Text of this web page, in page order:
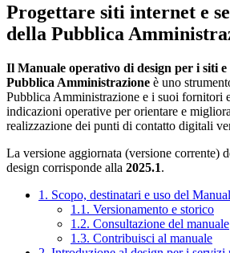
Progettare siti internet e
della Pubblica
Il Manuale operativo di design per i siti
Pubblica Amministrazione è uno
Pubblica Amministrazione e i suoi fornitori
indicazioni operative per orientare e
realizzazione dei punti di contatto digitali
La versione aggiornata (versione corrente)
design corrisponde alla 2025.1.
1. Scopo, destinatari e uso del
1.1. Versionamento e storico
1.2. Consultazione del manuale
1.3. Contribuisci al manuale